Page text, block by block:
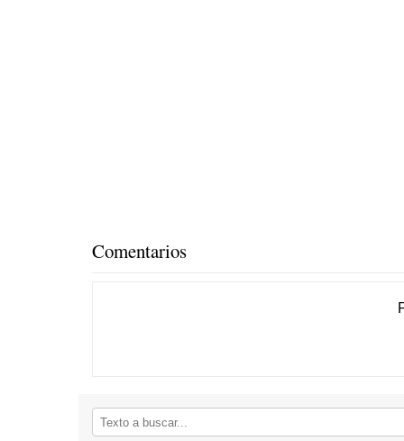
Comentarios